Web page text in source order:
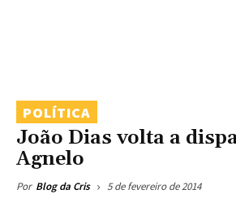
POLÍTICA
João Dias volta a
Agnelo
Por Blog da Cris 5 de fevereiro de 2014